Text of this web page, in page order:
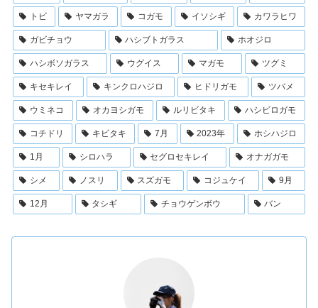
トビ ヤマガラ コガモ イソシギ カワラヒワ
ガビチョウ ハシブトガラス ホオジロ
ハシボソガラス ウグイス マガモ ツグミ
キセキレイ キンクロハジロ ヒドリガモ ツバメ
ウミネコ オカヨシガモ ルリビタキ ハシビロガモ
コチドリ キビタキ 7月 2023年 ホシハジロ
1月 シロハラ セグロセキレイ オナガガモ
シメ ノスリ スズガモ コジュケイ 9月
12月 タシギ チョウゲンボウ バン